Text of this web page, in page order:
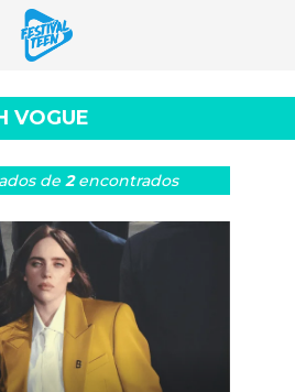
VOGUE
de 2encontrados